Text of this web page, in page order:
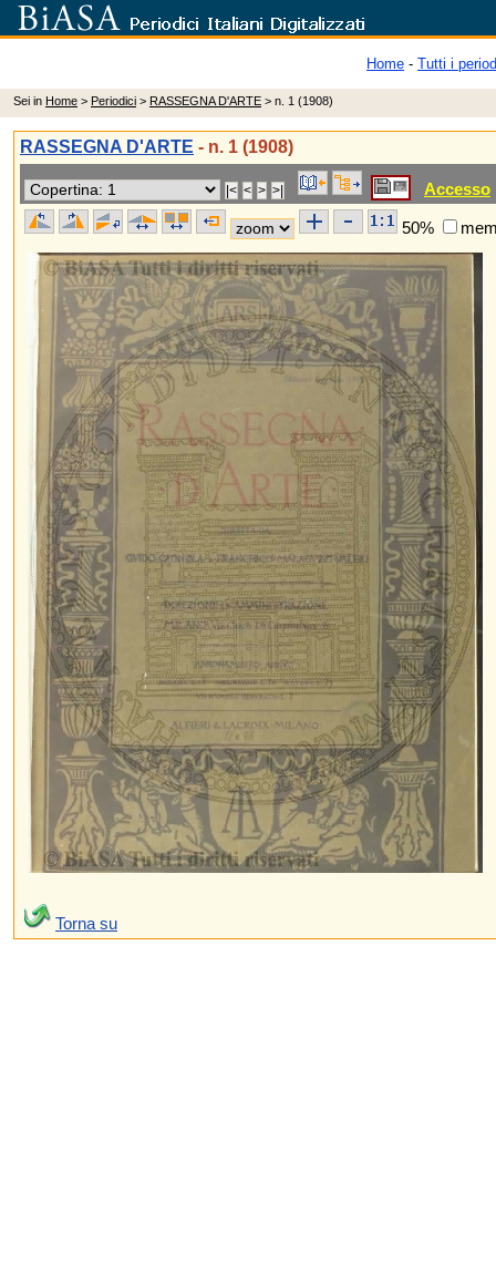
Home - Tutti i
Sei in Home > Periodici > RASSEGNA D'ARTE > n. 1 (1908)
RASSEGNA D'ARTE - n. 1 (1908)
Accesso
50%
Torna su